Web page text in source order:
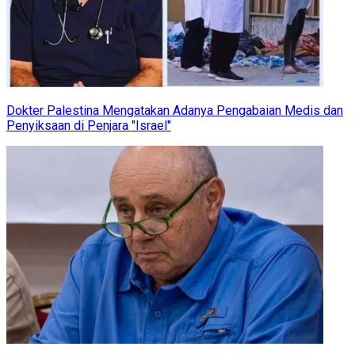
Dokter Palestina Mengatakan Adanya Pengabaian Medis dan
Penyiksaan di Penjara "Israel"